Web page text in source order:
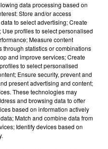
data processing based on
Store and/or access
to select advertising; Create
profiles to select personalised
Measure content
statistics or combinations
and improve services; Create
to select personalised
Ensure security, prevent and
present advertising and content;
These technologies may
and browsing data to offer
based on information actively
Match and combine data from
Identify devices based on